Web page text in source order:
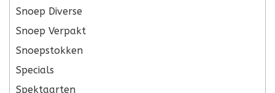
Snoep Diverse
Snoep Verpakt
Snoepstokken
Specials
Spektaarten